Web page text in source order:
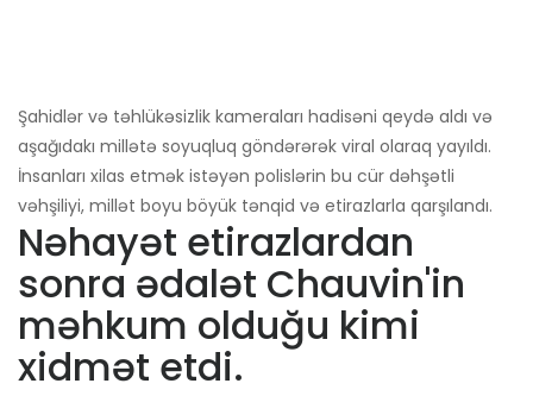
Şahidlər və təhlükəsizlik kameraları hadisəni qeydə aldı və
aşağıdakı millətə soyuqluq göndərərək viral olaraq yayıldı.
İnsanları xilas etmək istəyən polislərin bu cür dəhşətli
vəhşiliyi, millət boyu böyük tənqid və etirazlarla qarşılandı.
Nəhayət etirazlardan
sonra ədalət Chauvin'in
məhkum olduğu kimi
xidmət etdi.